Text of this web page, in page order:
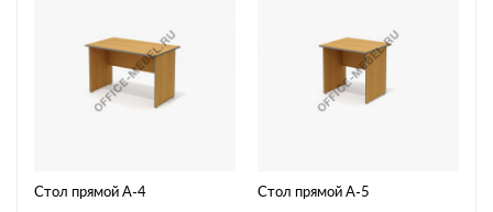
Стол прямой А-4 Стол прямой А-5